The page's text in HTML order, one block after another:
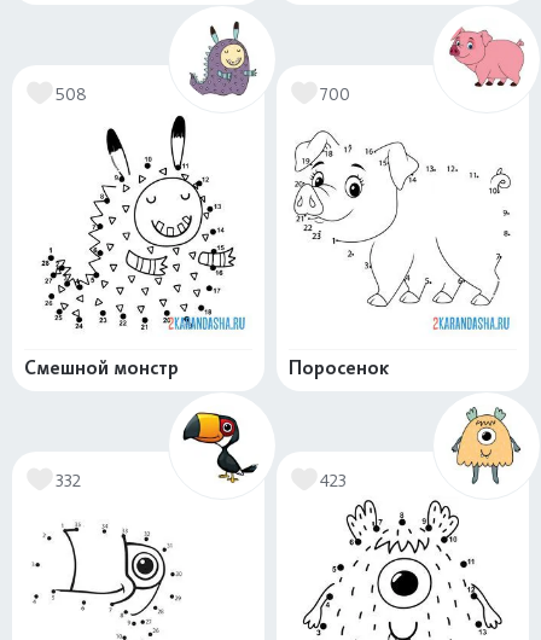
508
Смешной монстр
700
Поросенок
332 423